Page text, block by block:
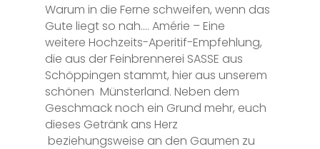
Warum in die Ferne schweifen, wenn das
Gute liegt so nah…. Amérie – Eine
weitere Hochzeits-Aperitif-Empfehlung,
die aus der Feinbrennerei SASSE aus
Schöppingen stammt, hier aus unserem
schönen Münsterland. Neben dem
Geschmack noch ein Grund mehr, euch
dieses Getränk ans Herz
beziehungsweise an den Gaumen zu